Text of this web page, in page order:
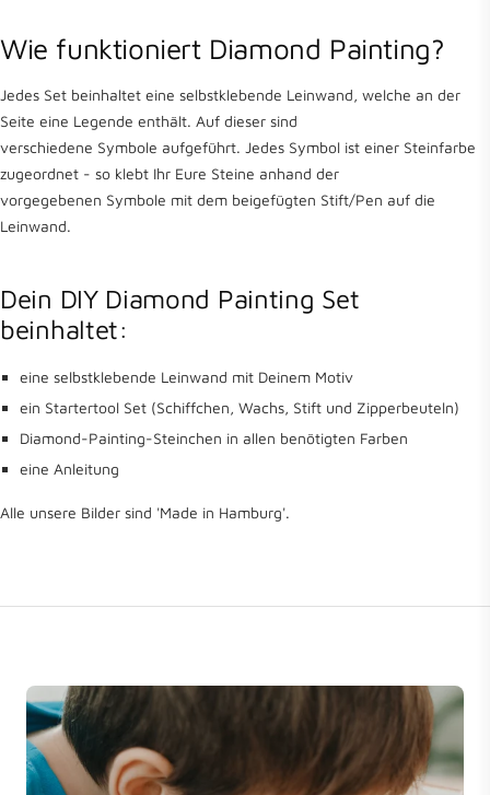
Wie funktioniert Diamond Painting?
Jedes Set beinhaltet eine selbstklebende Leinwand, welche an der
Seite eine Legende enthält. Auf dieser sind
verschiedene Symbole aufgeführt. Jedes Symbol ist einer Steinfarbe
zugeordnet - so klebt Ihr Eure Steine anhand der
vorgegebenen Symbole mit dem beigefügten Stift/Pen auf die
Leinwand.
Dein DIY Diamond Painting Set
beinhaltet:
eine selbstklebende Leinwand mit Deinem Motiv
ein Startertool Set (Schiffchen, Wachs, Stift und Zipperbeuteln)
Diamond-Painting-Steinchen in allen benötigten Farben
eine Anleitung
Alle unsere Bilder sind 'Made in Hamburg'.